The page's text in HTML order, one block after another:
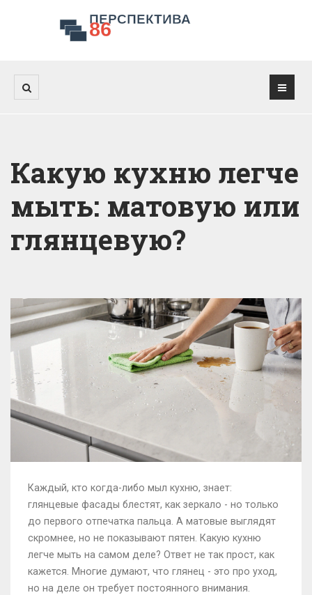
Какую кухню легче
мыть: матовую или
глянцевую?
Каждый, кто когда-либо мыл кухню, знает:
глянцевые фасады блестят, как зеркало - но только
до первого отпечатка пальца. А матовые выглядят
скромнее, но не показывают пятен. Какую кухню
легче мыть на самом деле? Ответ не так прост, как
кажется. Многие думают, что глянец - это про уход,
но на деле он требует постоянного внимания.